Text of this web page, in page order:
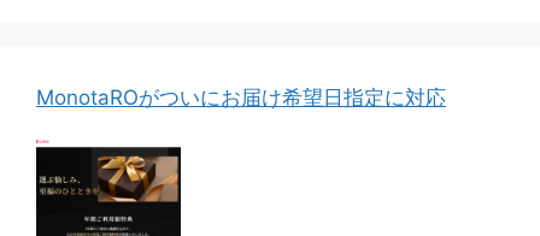
MonotaROがついにお届け希望日指定に対応